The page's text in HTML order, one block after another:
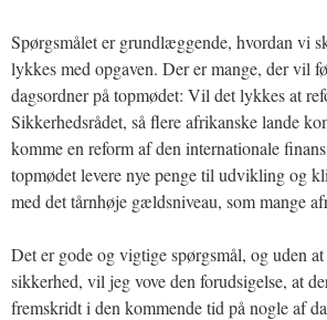
Spørgsmålet er grundlæggende, hvordan vi
lykkes med opgaven. Der er mange, der vil
dagsordner på topmødet: Vil det lykkes at
Sikkerhedsrådet, så flere afrikanske lande
komme en reform af den internationale
topmødet levere nye penge til udvikling og
med det tårnhøje gældsniveau, som mange
Det er gode og vigtige spørgsmål, og uden
sikkerhed, vil jeg vove den forudsigelse, at
fremskridt i den kommende tid på nogle af